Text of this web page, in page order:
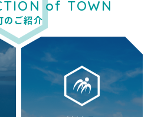
of TOWN
のご紹介